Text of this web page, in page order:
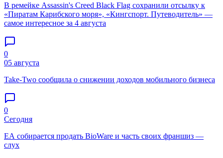
В ремейке Assassin's Creed Black Flag сохранили отсылку к
«Пиратам Карибского моря», «Кингспорт. Путеводитель» —
самое интересное за 4 августа
0
05 августа
Take-Two сообщила о снижении доходов мобильного бизнеса
0
Сегодня
EA собирается продать BioWare и часть своих франшиз —
слух